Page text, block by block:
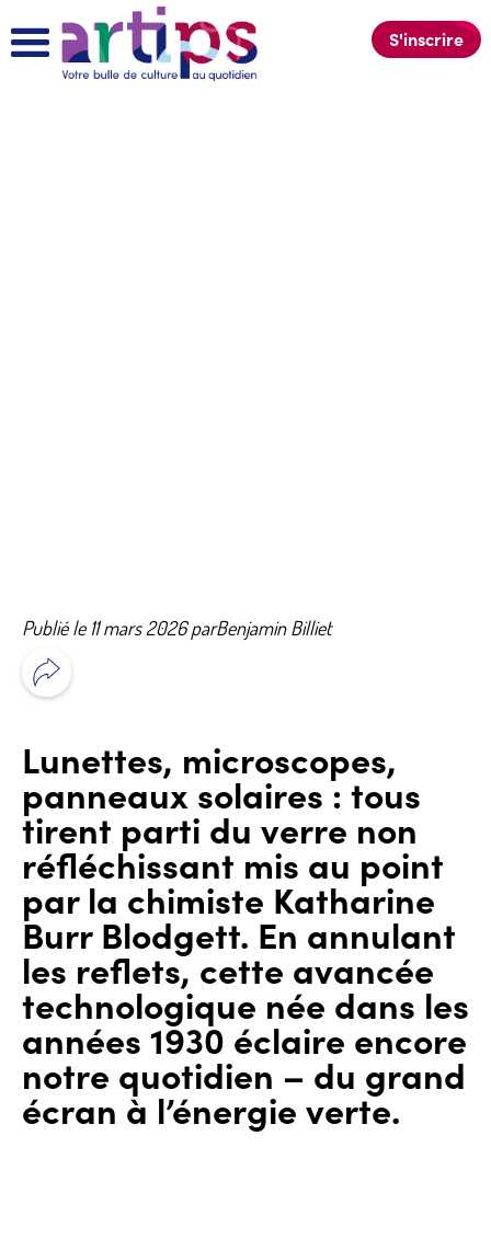
S'inscrire
Publié le 11 mars 2026 parBenjamin Billiet
Lunettes, microscopes,
panneaux solaires : tous
tirent parti du verre non
réfléchissant mis au point
par la chimiste Katharine
Burr Blodgett. En annulant
les reflets, cette avancée
technologique née dans les
années 1930 éclaire encore
notre quotidien – du grand
écran à l’énergie verte.